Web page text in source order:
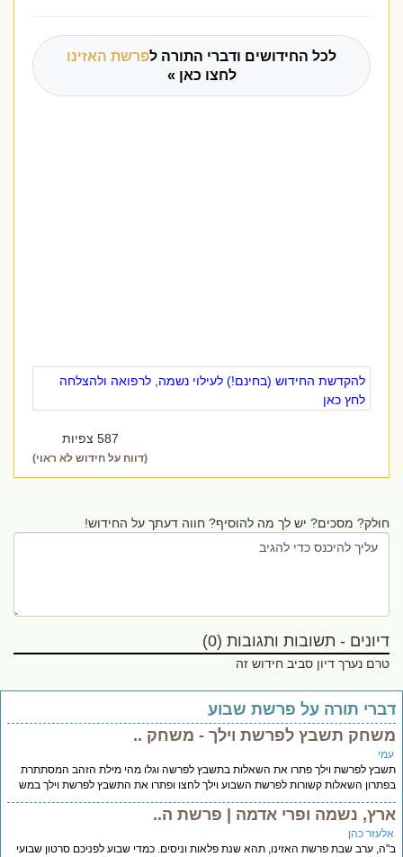
לכל החידושים ודברי התורה לפרשת האזינו
לחצו כאן »
להקדשת החידוש (בחינם!) לעילוי נשמה, לרפואה ולהצלחה
לחץ כאן
587 צפיות
(דווח על חידוש לא ראוי)
חולק? מסכים? יש לך מה להוסיף? חווה דעתך על החידוש!
דיונים - תשובות ותגובות (0)
טרם נערך דיון סביב חידוש זה
תורה על פרשת שבוע
תשבץ לפרשת וילך - משחק ..
לפרשת וילך פתרו את השאלות בתשבץ לפרשה וגלו מהי מילת הזהב המסתתרת
השאלות קשורות לפרשת השבוע וילך לחצו ופתרו את התשבץ לפרשת וילך במש
נשמה ופרי אדמה | פרשת ה..
כהן
ערב שבת פרשת האזינו, תהא שנת פלאות וניסים. כמדי שבוע לפניכם סרטון שבועי